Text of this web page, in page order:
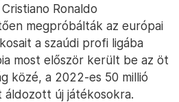
Ronaldo
megpróbálták az európai
a szaúdi profi ligába
most először került be az öt
közé, a 2022-es 50 millió
áldozott új játékosokra.